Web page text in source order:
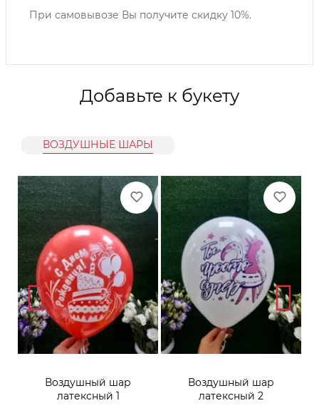
При самовывозе Вы получите скидку 10%.
Добавьте к букету
ВОЗДУШНЫЕ ШАРЫ
Воздушный шар
латексный 1
Воздушный шар
латексный 2